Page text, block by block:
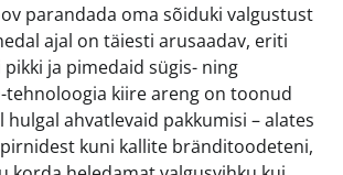
parandada oma sõiduki valgustust
ajal on täiesti arusaadav, eriti
ja pimedaid sügis- ning
tehnoloogia kiire areng on toonud
ahvatlevaid pakkumisi – alates
kuni kallite bränditoodeteni,